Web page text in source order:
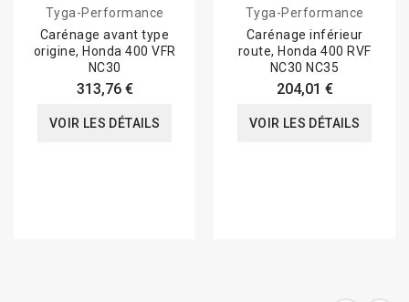
Tyga-Performance
Carénage avant type
origine, Honda 400 VFR
NC30
313,76 €
VOIR LES DÉTAILS
Tyga-Performance
Carénage inférieur
route, Honda 400 RVF
NC30 NC35
204,01 €
VOIR LES DÉTAILS